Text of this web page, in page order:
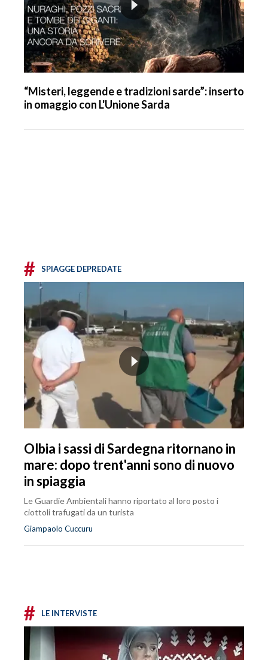
“Misteri, leggende e tradizioni sarde”: inserto
in omaggio con L'Unione Sarda
# SPIAGGE DEPREDATE
Olbia i sassi di Sardegna ritornano in
mare: dopo trent'anni sono di nuovo
in spiaggia
Le Guardie Ambientali hanno riportato al loro posto i
ciottoli trafugati da un turista
Giampaolo Cuccuru
# LE INTERVISTE